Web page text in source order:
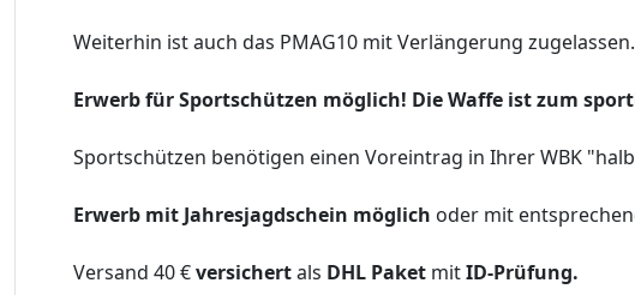
Weiterhin ist auch das PMAG10 mit Verlängerung
Erwerb für Sportschützen möglich! Die Waffe ist zum
Sportschützen benötigen einen Voreintrag in Ihrer WBK
Erwerb mit Jahresjagdschein möglich oder mit
Versand 40 €versichertals DHL Paket mitID-Prüfung.